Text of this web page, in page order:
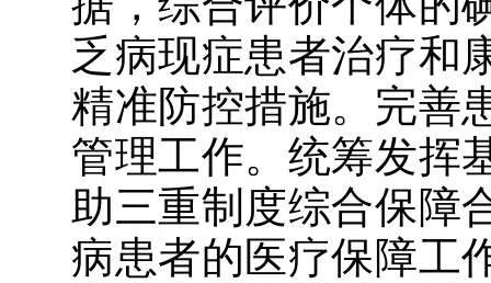
乏病现症患者治疗和
精准防控措施。完善
管理工作。 统筹发挥
助三重制度综合保障
病患者的医疗保障工